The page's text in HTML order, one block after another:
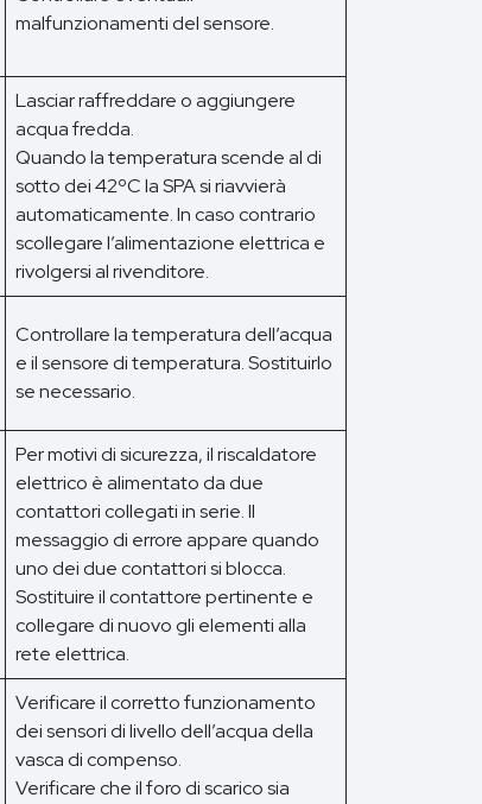
malfunzionamenti del sensore.
Lasciar raffreddare o aggiungere
acqua fredda.
Quando la temperatura scende al di
sotto dei 42ºC la SPA si riavvierà
automaticamente. In caso contrario
scollegare l’alimentazione elettrica e
rivolgersi al rivenditore.
Controllare la temperatura dell’acqua
e il sensore di temperatura. Sostituirlo
se necessario.
Per motivi di sicurezza, il riscaldatore
elettrico è alimentato da due
contattori collegati in serie. Il
messaggio di errore appare quando
uno dei due contattori si blocca.
Sostituire il contattore pertinente e
collegare di nuovo gli elementi alla
rete elettrica.
Verificare il corretto funzionamento
dei sensori di livello dell’acqua della
vasca di compenso.
Verificare che il foro di scarico sia